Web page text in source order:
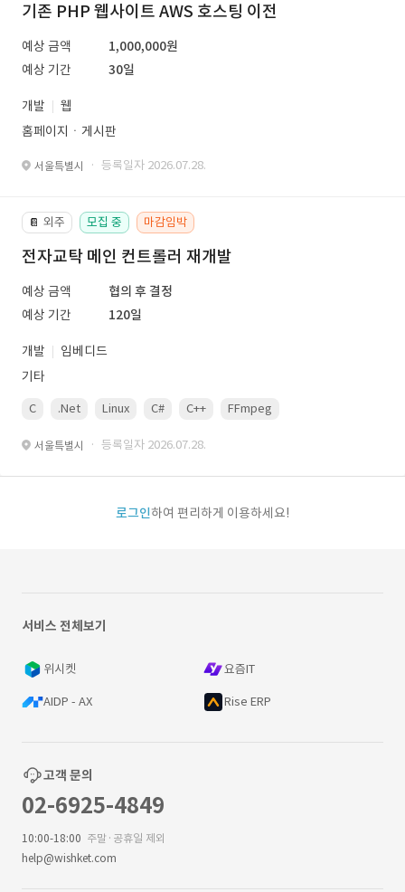
기존 PHP 웹사이트 AWS 호스팅 이전
예상 금액
1,000,000원
예상 기간
30일
개발
웹
홈페이지ㆍ게시판
서울특별시 · 등록일자 2026.07.28.
📔 외주 모집 중 마감임박
전자교탁 메인 컨트롤러 재개발
예상 금액
협의 후 결정
예상 기간
120일
개발
임베디드
기타
C .Net Linux C# C++ FFmpeg
서울특별시 · 등록일자 2026.07.28.
로그인하여 편리하게 이용하세요!
서비스 전체보기
위시켓 요즘IT
AIDP - AX Rise ERP
고객 문의
02-6925-4849
10:00-18:00 주말·공휴일 제외
help@wishket.com